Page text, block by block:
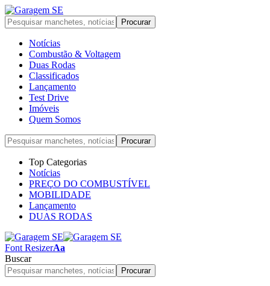
Notícias
Combustão & Voltagem
Duas Rodas
Classificados
Lançamento
Test Drive
Imóveis
Quem Somos
Top Categorias
Notícias
PREÇO DO COMBUSTÍVEL
MOBILIDADE
Lançamento
DUAS RODAS
Font ResizerAa
Buscar